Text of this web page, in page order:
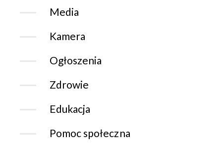
Media
Kamera
Ogłoszenia
Zdrowie
Edukacja
Pomoc społeczna